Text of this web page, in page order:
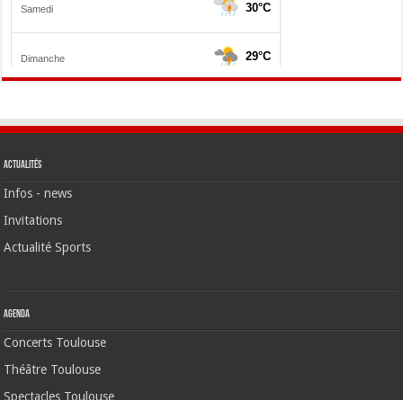
Actualités
Infos - news
Invitations
Actualité Sports
Agenda
Concerts Toulouse
Théâtre Toulouse
Spectacles Toulouse